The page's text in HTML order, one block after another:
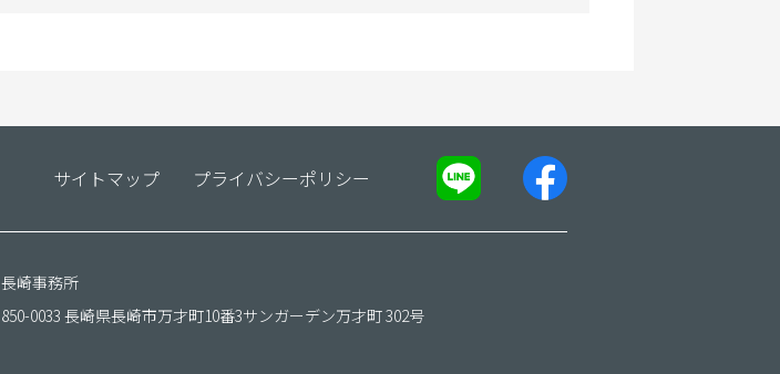
サイトマップ プライバシーポリシー
長崎事務所
0033 長崎県長崎市万才町10番3サンガーデン万才町 302号